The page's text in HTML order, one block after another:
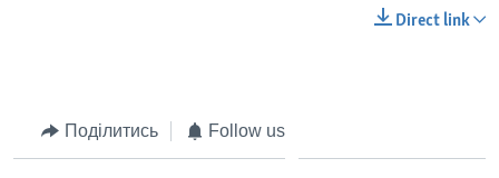
Direct link
Поділитись Follow us